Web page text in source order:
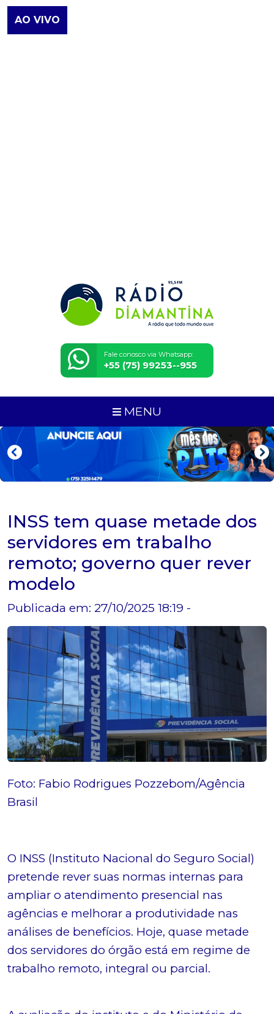
AO VIVO
Fale conosco via Whatsapp:
+55 (75) 99253--955
MENU
INSS tem quase metade dos
servidores em trabalho
remoto; governo quer rever
modelo
Publicada em: 27/10/2025 18:19 -
Foto: Fabio Rodrigues Pozzebom/Agência
Brasil
O INSS (Instituto Nacional do Seguro Social)
pretende rever suas normas internas para
ampliar o atendimento presencial nas
agências e melhorar a produtividade nas
análises de benefícios. Hoje, quase metade
dos servidores do órgão está em regime de
trabalho remoto, integral ou parcial.